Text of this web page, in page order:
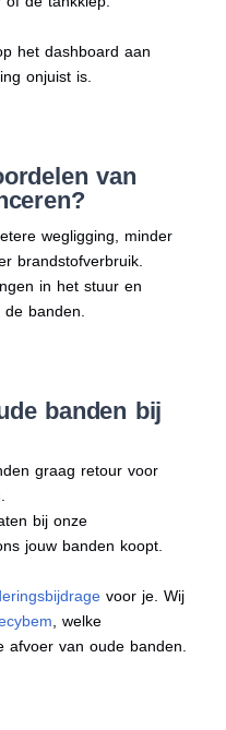
het dashboard aan
onjuist is.
van
wegligging, minder
brandstofverbruik.
in het stuur en
banden.
banden bij
graag retour voor
bij onze
jouw banden koopt.
voor je. Wij
, welke
afvoer van oude banden.